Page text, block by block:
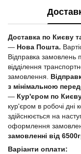
Доставка по Києву
— Нова Пошта.
Відправка замовлень
відділення
замовлення.
з мінімальною
— Кур'єром по
кур'єром в робочі дні
здійснюється на
оформлення
замовленні від
Варіанти оплати: